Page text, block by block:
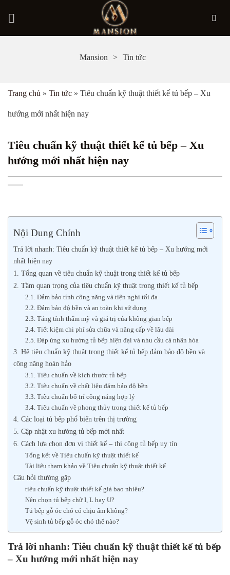
Mansion Tin tức
Trang chủ » Tin tức » Tiêu chuẩn kỹ thuật thiết kế tủ bếp – Xu
hướng mới nhất hiện nay
Tiêu chuẩn kỹ thuật thiết kế tủ bếp – Xu
hướng mới nhất hiện nay
Nội Dung Chính
Trả lời nhanh: Tiêu chuẩn kỹ thuật thiết kế tủ bếp – Xu hướng mới
nhất hiện nay
1. Tổng quan về tiêu chuẩn kỹ thuật trong thiết kế tủ bếp
2. Tầm quan trọng của tiêu chuẩn kỹ thuật trong thiết kế tủ bếp
2.1. Đảm bảo tính công năng và tiện nghi tối đa
2.2. Đảm bảo độ bền và an toàn khi sử dụng
2.3. Tăng tính thẩm mỹ và giá trị của không gian bếp
2.4. Tiết kiệm chi phí sửa chữa và nâng cấp về lâu dài
2.5. Đáp ứng xu hướng tủ bếp hiện đại và nhu cầu cá nhân hóa
3. Hệ tiêu chuẩn kỹ thuật trong thiết kế tủ bếp đảm bảo độ bền và
công năng hoàn hảo
3.1. Tiêu chuẩn về kích thước tủ bếp
3.2. Tiêu chuẩn về chất liệu đảm bảo độ bền
3.3. Tiêu chuẩn bố trí công năng hợp lý
3.4. Tiêu chuẩn về phong thủy trong thiết kế tủ bếp
4. Các loại tủ bếp phổ biến trên thị trường
5. Cập nhật xu hướng tủ bếp mới nhất
6. Cách lựa chọn đơn vị thiết kế – thi công tủ bếp uy tín
Tổng kết về Tiêu chuẩn kỹ thuật thiết kế
Tài liệu tham khảo về Tiêu chuẩn kỹ thuật thiết kế
Câu hỏi thường gặp
tiêu chuẩn kỹ thuật thiết kế giá bao nhiêu?
Nên chọn tủ bếp chữ I, L hay U?
Tủ bếp gỗ óc chó có chịu ẩm không?
Vệ sinh tủ bếp gỗ óc chó thế nào?
Trả lời nhanh: Tiêu chuẩn kỹ thuật thiết kế tủ bếp
– Xu hướng mới nhất hiện nay